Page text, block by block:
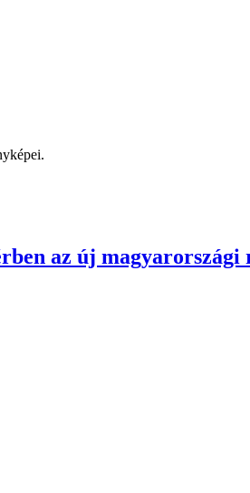
az új magyarországi